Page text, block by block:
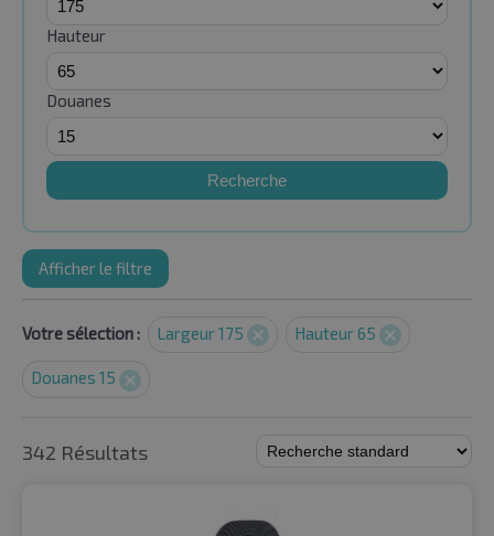
Hauteur
Douanes
Recherche
Afficher le filtre
Votre sélection : Largeur 175 Hauteur 65
Douanes 15
342 Résultats